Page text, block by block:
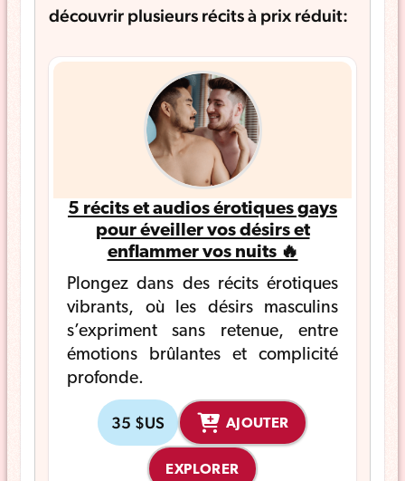
découvrir plusieurs récits à prix réduit:
5 récits et audios érotiques gays
pour éveiller vos désirs et
enflammer vos nuits 🔥
Plongez dans des récits érotiques
vibrants, où les désirs masculins
s’expriment sans retenue, entre
émotions brûlantes et complicité
profonde.
35 $US AJOUTER
EXPLORER